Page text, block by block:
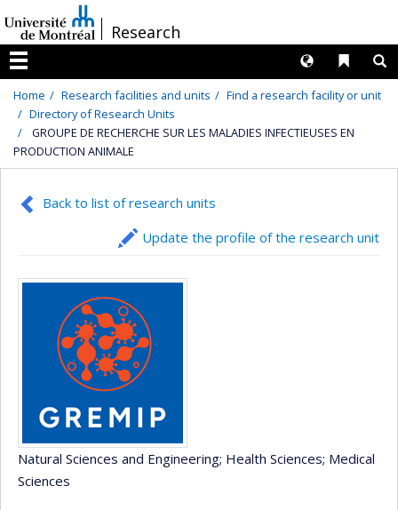
au
contenu
/Research
Menu
Liens
Langues
Home Research facilities and units
Find a research facility or unit
Directory of Research Units
GROUPE DE RECHERCHE SUR LES MALADIES INFECTIEUSES EN
PRODUCTION ANIMALE
Back to list of research units
Update the profile of the research unit
Natural Sciences and Engineering; Health Sciences; Medical
Sciences